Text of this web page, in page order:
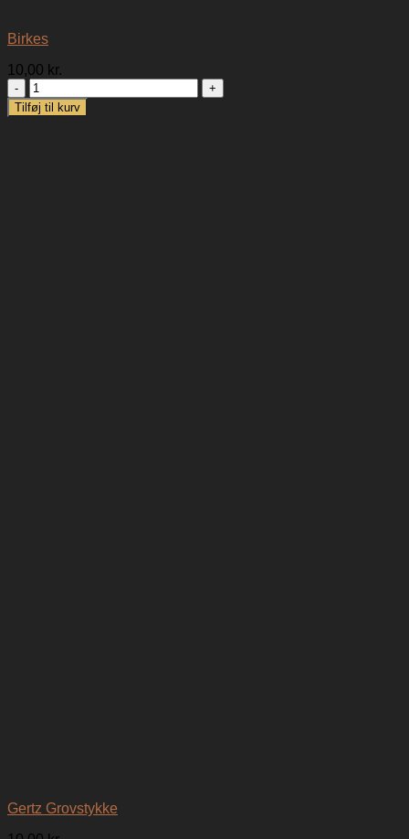
Birkes
10,00 kr.
Birkes
antal
Tilføj til kurv
Gertz Grovstykke